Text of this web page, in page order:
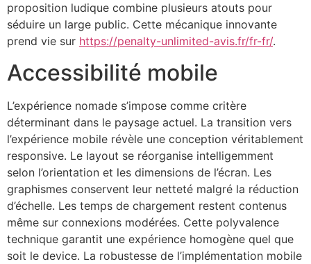
proposition ludique combine plusieurs atouts pour
séduire un large public. Cette mécanique innovante
prend vie sur https://penalty-unlimited-avis.fr/fr-fr/.
Accessibilité mobile
L’expérience nomade s’impose comme critère
déterminant dans le paysage actuel. La transition vers
l’expérience mobile révèle une conception véritablement
responsive. Le layout se réorganise intelligemment
selon l’orientation et les dimensions de l’écran. Les
graphismes conservent leur netteté malgré la réduction
d’échelle. Les temps de chargement restent contenus
même sur connexions modérées. Cette polyvalence
technique garantit une expérience homogène quel que
soit le device. La robustesse de l’implémentation mobile